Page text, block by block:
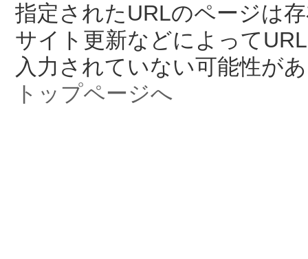
指定されたURLのページは
サイト更新などによって
入力されていない可能性が
トップページへ